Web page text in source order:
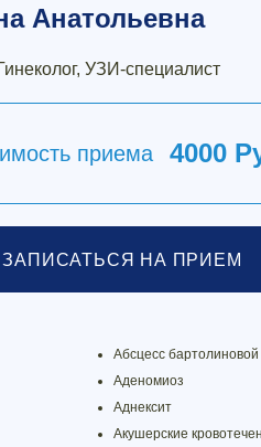
Анатольевна
УЗИ-специалист
приема 4000
ЗАПИСАТЬСЯ НА ПРИЕМ
Абсцесс
Аденомиоз
Аднексит
Акушерские